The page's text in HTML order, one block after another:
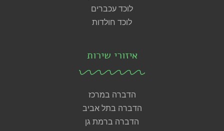
לוכד עכברים
לוכד חולדות
איזורי שירות
הדברה במרכז
הדברה בתל אביב
הדברה ברמת גן